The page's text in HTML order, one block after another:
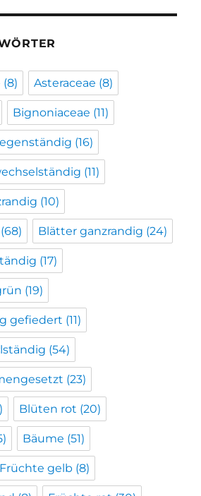
(8) Asteraceae (8)
Bignoniaceae (11)
(16)
(11)
(10)
(68) Blätter ganzrandig (24)
(17)
(19)
gefiedert (11)
(54)
(23)
Blüten rot (20)
Bäume (51)
Früchte gelb (8)